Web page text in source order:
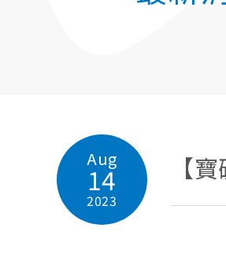
Aug
14
2023
【